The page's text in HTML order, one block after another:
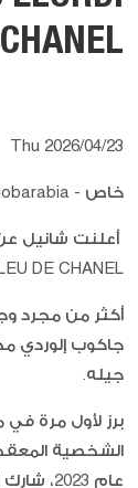
CHANEL الجديد
Thu 2026/04/23
خاص - snobarabia
أعلنت شانيل
DE CHANEL.
جاكوب إلوردي
جيله.
الشخصية